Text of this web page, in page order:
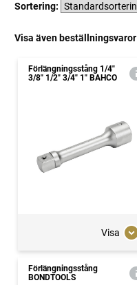
Sortering:
Visa även beställningsvaror
Förlängningsstång 1/4"
3/8" 1/2" 3/4" 1" BAHCO
Visa
Förlängningsstång
BONDTOOLS